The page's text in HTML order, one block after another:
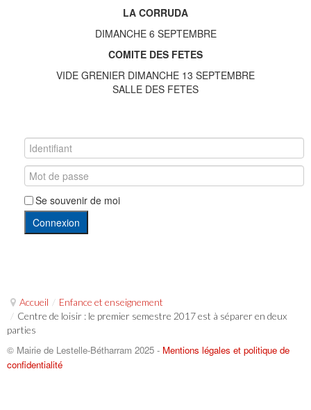
LA CORRUDA
DIMANCHE 6 SEPTEMBRE
COMITE DES FETES
VIDE GRENIER DIMANCHE 13 SEPTEMBRE
SALLE DES FETES
Se souvenir de moi
Connexion
Accueil / Enfance et enseignement
/ Centre de loisir : le premier semestre 2017 est à séparer en deux
parties
© Mairie de Lestelle-Bétharram 2025 - Mentions légales et politique de
confidentialité